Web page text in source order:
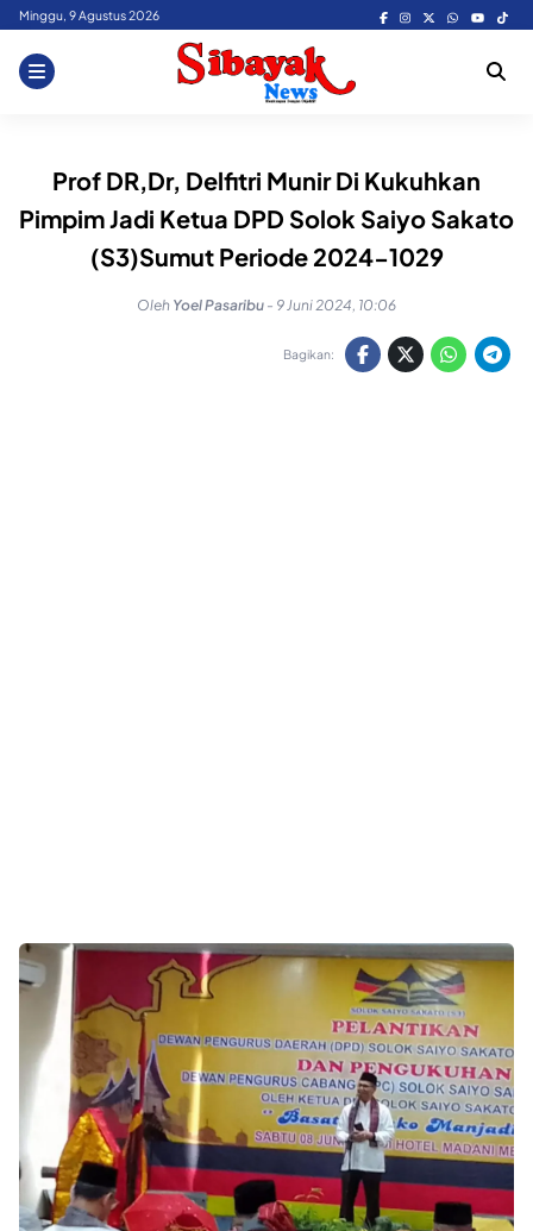
Skip
content
Minggu, 9 Agustus 2026
Prof DR,Dr, Delfitri Munir Di Kukuhkan
Pimpim Jadi Ketua DPD Solok Saiyo Sakato
(S3)Sumut Periode 2024-1029
Oleh Yoel Pasaribu - 9 Juni 2024, 10:06
Bagikan: